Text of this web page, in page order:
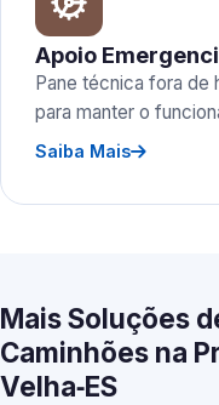
Apoio
Pane técnica fora de
para manter o
Saiba Mais
Mais Soluções
Caminhões na
Velha‑ES